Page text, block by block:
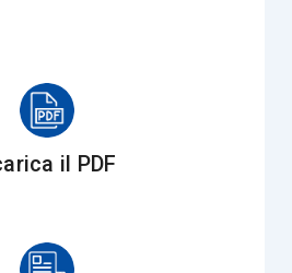
a ruolo, proposto nei
del competente Ufficio
delle Entrate o Ufficio Tributi
di pagamento. Occorre
il PDF